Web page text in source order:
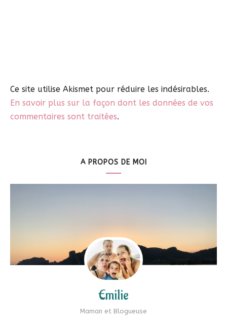
Ce site utilise Akismet pour réduire les indésirables.
En savoir plus sur la façon dont les données de vos
commentaires sont traitées.
A PROPOS DE MOI
Emilie
Maman et Blogueuse